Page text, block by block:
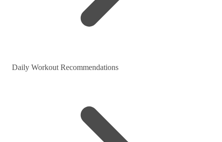
Daily Workout Recommendations